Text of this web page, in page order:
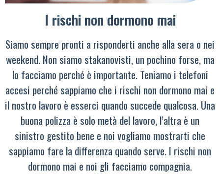
I rischi non dormono mai
Siamo sempre pronti a risponderti anche alla sera o nei
weekend. Non siamo stakanovisti, un pochino forse, ma
lo facciamo perché è importante. Teniamo i telefoni
accesi perché sappiamo che i rischi non dormono mai e
il nostro lavoro è esserci quando succede qualcosa. Una
buona polizza è solo metà del lavoro, l’altra è un
sinistro gestito bene e noi vogliamo mostrarti che
sappiamo fare la differenza quando serve. I rischi non
dormono mai e noi gli facciamo compagnia.